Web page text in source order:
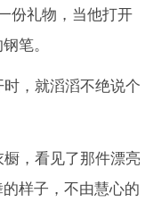
份礼物，当他打开
笔。
，就滔滔不绝说个
，看见了那件漂亮
样子，不由慧心的